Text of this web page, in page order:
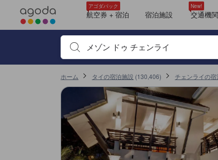
アゴダパック
航空券 + 宿泊 宿泊施設
New!
交通機関
宿泊施設名やキーワードを入力し、矢印キーやタブ
ホーム タイの宿泊施設 (130,406) チェンライの宿
パレス デラックス ツインルーム (Palace Deluxe Twin Room)
ツインベッドルーム (Twin Bed Room)
ファミリールーム (Family Room)
ダブルルーム (Double Room)
ファミリー 1キング + 2シングル（窓あり） (Family 4 Pax with Window, 1
Twin Room with Balcony
Deluxe Double Room
Standard Quadruple Room
Deluxe Twin Room
アゴダに掲載されているクチコミは実際に予約をし、宿泊を終えた
＜NEW＞クチコミ評価の傾向
この宿泊施設へ寄せられた直近10件のクチコミ
10 10 8.4 10 7.6 8.8
最新
施設の状態/清潔さスコア 10点満点中9.1点
施設・設備スコア 10点満点中8.6点 チェンライにおける高スコア
ロケーションスコア 10点満点中8.4点 チェンライにおける高スコア
サービススコア 10点満点中9.1点
コスパスコア 10点満点中9点 チェンライにおける高スコア
Mentioned in 17 reviews
88% Positive
Mentioned in 14 reviews
78% Positive
Mentioned in 12 reviews
83% Positive
Mentioned in 12 reviews
75% Positive
Mentioned in 6 reviews
50% Positive
Mentioned in 5 reviews
40% Positive
Mentioned in 5 reviews
100% Positive
Mentioned in 3 reviews
100% Unfavourable
Mentioned in 3 reviews
66% Positive